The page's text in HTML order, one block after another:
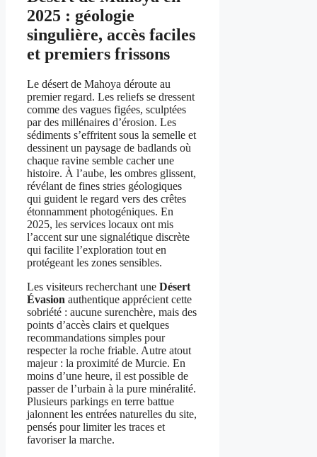
2025 : géologie
singulière, accès faciles
et premiers frissons
Le désert de Mahoya déroute au
premier regard. Les reliefs se dressent
comme des vagues figées, sculptées
par des millénaires d’érosion. Les
sédiments s’effritent sous la semelle et
dessinent un paysage de badlands où
chaque ravine semble cacher une
histoire. À l’aube, les ombres glissent,
révélant de fines stries géologiques
qui guident le regard vers des crêtes
étonnamment photogéniques. En
2025, les services locaux ont mis
l’accent sur une signalétique discrète
qui facilite l’exploration tout en
protégeant les zones sensibles.
Les visiteurs recherchant une Désert
Évasion authentique apprécient cette
sobriété : aucune surenchère, mais des
points d’accès clairs et quelques
recommandations simples pour
respecter la roche friable. Autre atout
majeur : la proximité de Murcie. En
moins d’une heure, il est possible de
passer de l’urbain à la pure minéralité.
Plusieurs parkings en terre battue
jalonnent les entrées naturelles du site,
pensés pour limiter les traces et
favoriser la marche.